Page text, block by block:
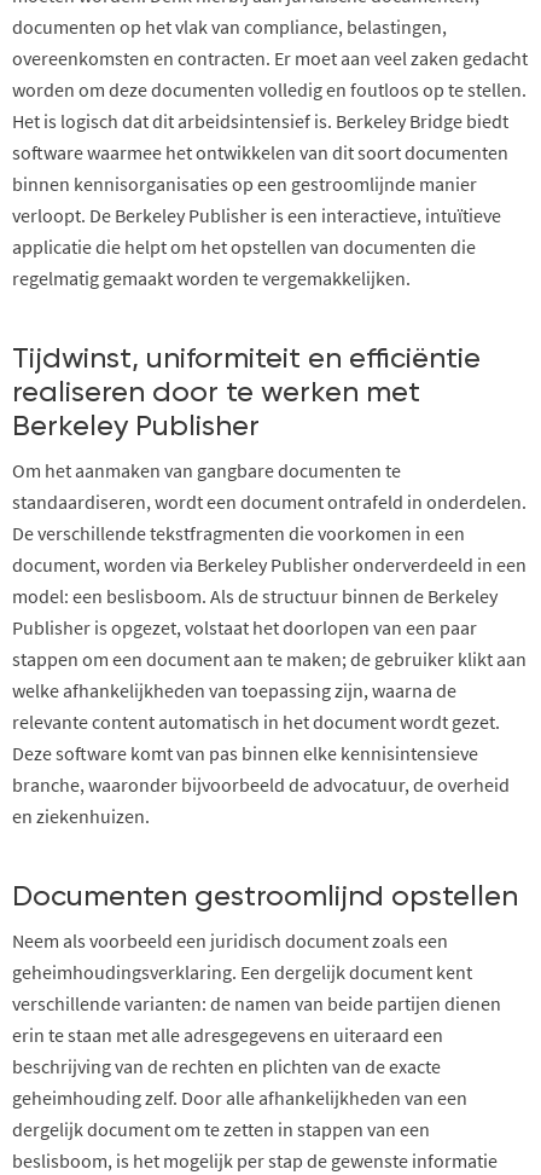
documenten op het vlak van compliance, belastingen,
overeenkomsten en contracten. Er moet aan veel zaken gedacht
worden om deze documenten volledig en foutloos op te stellen.
Het is logisch dat dit arbeidsintensief is. Berkeley Bridge biedt
software waarmee het ontwikkelen van dit soort documenten
binnen kennisorganisaties op een gestroomlijnde manier
verloopt. De Berkeley Publisher is een interactieve, intuïtieve
applicatie die helpt om het opstellen van documenten die
regelmatig gemaakt worden te vergemakkelijken.
Tijdwinst, uniformiteit en efficiëntie
realiseren door te werken met
Berkeley Publisher
Om het aanmaken van gangbare documenten te
standaardiseren, wordt een document ontrafeld in onderdelen.
De verschillende tekstfragmenten die voorkomen in een
document, worden via Berkeley Publisher onderverdeeld in een
model: een beslisboom. Als de structuur binnen de Berkeley
Publisher is opgezet, volstaat het doorlopen van een paar
stappen om een document aan te maken; de gebruiker klikt aan
welke afhankelijkheden van toepassing zijn, waarna de
relevante content automatisch in het document wordt gezet.
Deze software komt van pas binnen elke kennisintensieve
branche, waaronder bijvoorbeeld de advocatuur, de overheid
en ziekenhuizen.
Documenten gestroomlijnd opstellen
Neem als voorbeeld een juridisch document zoals een
geheimhoudingsverklaring. Een dergelijk document kent
verschillende varianten: de namen van beide partijen dienen
erin te staan met alle adresgegevens en uiteraard een
beschrijving van de rechten en plichten van de exacte
geheimhouding zelf. Door alle afhankelijkheden van een
dergelijk document om te zetten in stappen van een
beslisboom, is het mogelijk per stap de gewenste informatie